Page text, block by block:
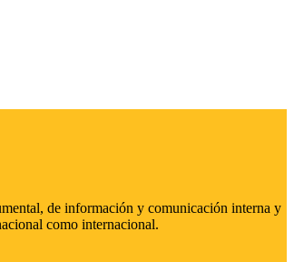
de información y comunicación interna y
como internacional.